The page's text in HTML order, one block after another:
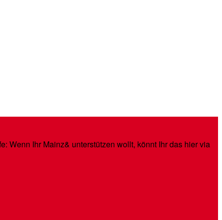
Wenn Ihr Mainz& unterstützen wollt, könnt Ihr das hier via